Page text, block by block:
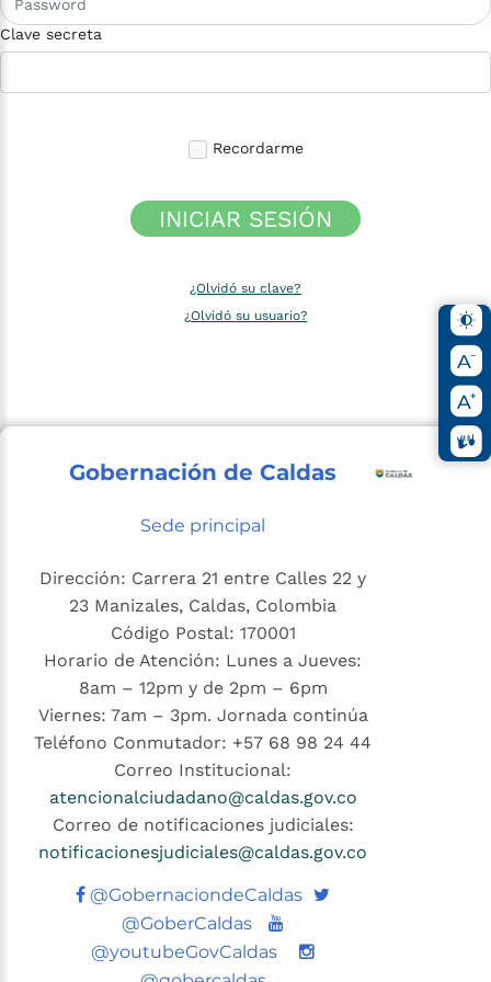
Clave secreta
Recordarme
INICIAR SESIÓN
¿Olvidó su clave?
¿Olvidó su usuario?
Gobernación de Caldas
Sede principal
Dirección: Carrera 21 entre Calles 22 y
23 Manizales, Caldas, Colombia
Código Postal: 170001
Horario de Atención: Lunes a Jueves:
8am – 12pm y de 2pm – 6pm
Viernes: 7am – 3pm. Jornada continúa
Teléfono Conmutador: +57 68 98 24 44
Correo Institucional:
atencionalciudadano@caldas.gov.co
Correo de notificaciones judiciales:
notificacionesjudiciales@caldas.gov.co
@GobernaciondeCaldas Twitter
@GoberCaldas
Youtube
@youtubeGovCaldas